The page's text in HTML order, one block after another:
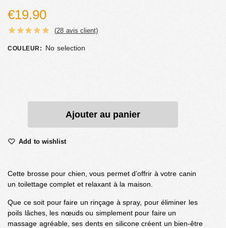
€19.90
(28 avis client)
COULEUR: No selection
Ajouter au panier
Add to wishlist
Cette brosse pour chien, vous permet d’offrir à votre canin
un toilettage complet et relaxant à la maison.
Que ce soit pour faire un rinçage à spray, pour éliminer les
poils lâches, les nœuds ou simplement pour faire un
massage agréable, ses dents en silicone créent un bien-être